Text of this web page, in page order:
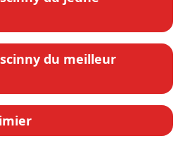
du meilleur